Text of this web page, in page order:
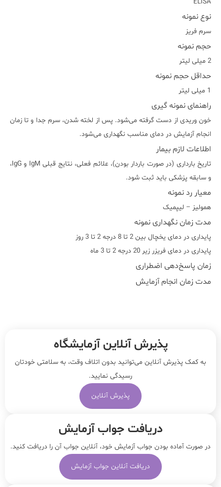
نوع نمونه
سرم فريز
حجم نمونه
2 میلی لیتر
حداقل حجم نمونه
1 میلی لیتر
راهنمای نمونه گیری
خون وریدی از دست گرفته می‌شود. پس از لخته شدن، سرم جدا و تا زمان
انجام آزمایش در دمای مناسب نگهداری می‌شود.
اطلاعات لازم بیمار
تاریخ بارداری (در صورت باردار بودن)، علائم فعلی، نتایج قبلی IgM و IgG،
و سابقه پزشکی باید ثبت شود.
معیار رد نمونه
هموليز – ليپميک
مدت زمان نگهداری نمونه
پایداری در دمای یخچال بین 2 تا 8 درجه 2 تا 3 روز
پایداری در دمای فریزر زیر 20 درجه 2 تا 3 ماه
زمان پاسخ‌دهی اضطراری
مدت زمان انجام آزمایش
پذیرش آنلاین آزمایشگاه
به کمک پذیرش آنلاین می‌توانید بدون اتلاف وقت، به سلامتی خودتان
رسیدگی نمایید.
پذیرش آنلاین
دریافت جواب آزمایش
در صورت آماده بودن جواب آزمایش خود، آنلاین جواب‌ آن را دریافت کنید.
دریافت آنلاین جواب آزمایش